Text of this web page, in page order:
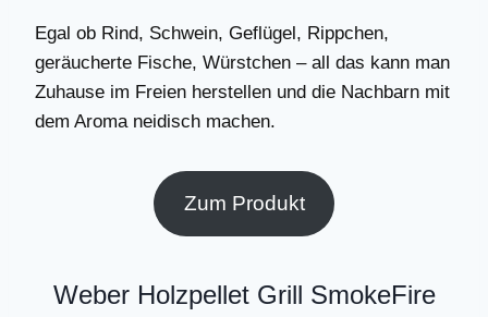
Egal ob Rind, Schwein, Geflügel, Rippchen,
geräucherte Fische, Würstchen – all das kann man
Zuhause im Freien herstellen und die Nachbarn mit
dem Aroma neidisch machen.
Zum Produkt
Weber Holzpellet Grill SmokeFire